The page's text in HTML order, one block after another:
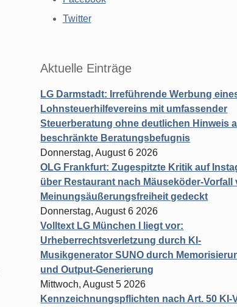
Twitter
Aktuelle Einträge
LG Darmstadt: Irreführende Werbung
Lohnsteuerhilfevereins mit umfassender
Steuerberatung ohne deutlichen Hinweis
beschränkte Beratungsbefugnis
Donnerstag, August 6 2026
OLG Frankfurt: Zugespitzte Kritik auf
über Restaurant nach Mäuseköder-Vorfall
Meinungsäußerungsfreiheit gedeckt
Donnerstag, August 6 2026
Volltext LG München I liegt vor:
Urheberrechtsverletzung durch KI-
Musikgenerator SUNO durch
und Output-Generierung
Mittwoch, August 5 2026
Kennzeichnungspflichten nach Art. 50 KI-